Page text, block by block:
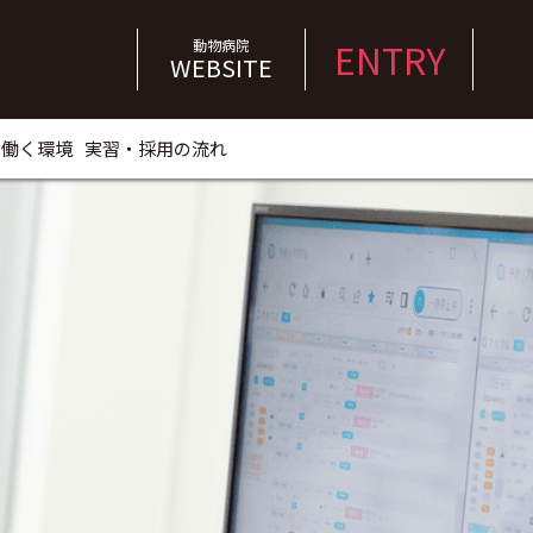
動物病院
WEBSITE ENTRY
働く環境 実習・採用の流れ